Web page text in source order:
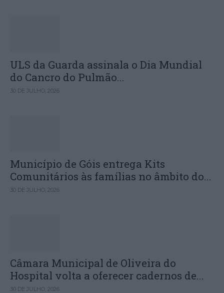
ULS da Guarda assinala o Dia Mundial
do Cancro do Pulmão...
30 DE JULHO, 2026
Município de Góis entrega Kits
Comunitários às famílias no âmbito do...
30 DE JULHO, 2026
Câmara Municipal de Oliveira do
Hospital volta a oferecer cadernos de...
30 DE JULHO, 2026